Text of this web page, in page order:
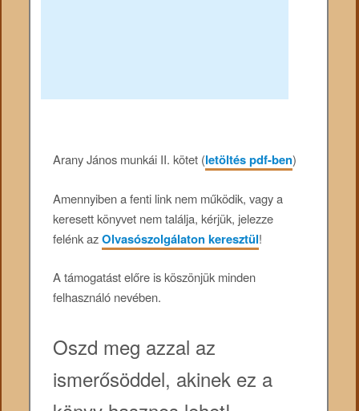
Arany János munkái II. kötet (letöltés pdf-ben)
Amennyiben a fenti link nem működik, vagy a
keresett könyvet nem találja, kérjük, jelezze
felénk azOlvasószolgálaton keresztül!
A támogatást előre is köszönjük minden
felhasználó nevében.
Oszd meg azzal az
ismerősöddel, akinek ez a